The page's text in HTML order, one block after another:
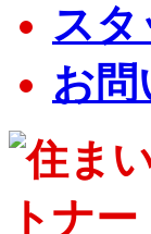
ス
お